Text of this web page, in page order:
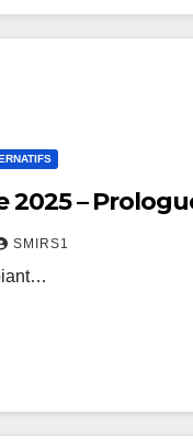
2025 –
SMIRS1